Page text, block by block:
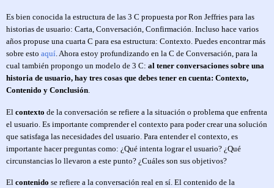
Es bien conocida la estructura de las 3 C propuesta por Ron Jeffries para las
historias de usuario: Carta, Conversación, Confirmación. Incluso hace varios
años propuse una cuarta C para esa estructura: Contexto. Puedes encontrar más
sobre esto aquí . Ahora estoy profundizando en la C de Conversación, para la
cual también propongo un modelo de 3 C: al tener conversaciones sobre una
historia de usuario, hay tres cosas que debes tener en cuenta: Contexto,
Contenido y Conclusión
El contexto de la conversación se refiere a la situación o problema que enfrenta
el usuario. Es importante comprender el contexto para poder crear una solución
que satisfaga las necesidades del usuario. Para entender el contexto, es
importante hacer preguntas como: ¿Qué intenta lograr el usuario? ¿Qué
circunstancias lo llevaron a este punto? ¿Cuáles son sus objetivos?
El contenido se refiere a la conversación real en sí. El contenido de la